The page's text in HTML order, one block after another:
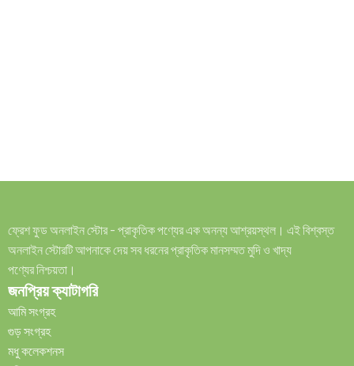
ফ্রেশ ফুড অনলাইন স্টোর - প্রাকৃতিক পণ্যের এক অনন্য আশ্রয়স্থল। এই বিশ্বস্ত
অনলাইন স্টোরটি আপনাকে দেয় সব ধরনের প্রাকৃতিক মানসম্মত মুদি ও খাদ্য
পণ্যের নিশ্চয়তা।
জনপ্রিয় ক্যাটাগরি
আমি সংগ্রহ
গুড় সংগ্রহ
মধু কলেকশনস